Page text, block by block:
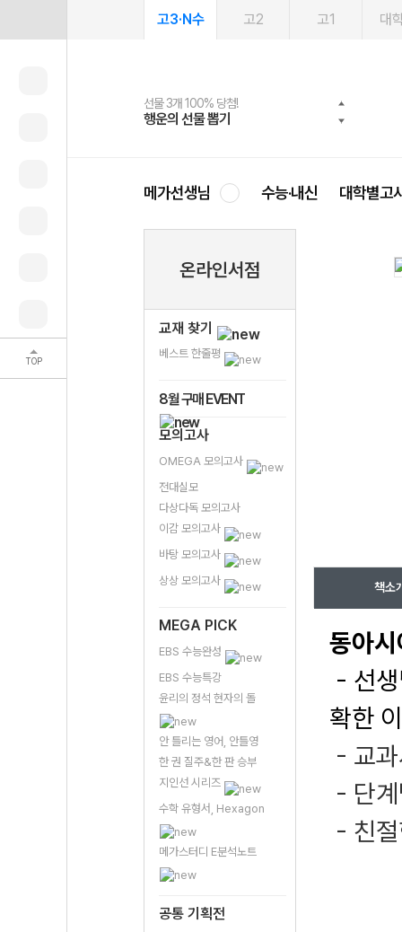
TOP
고3·N수 고2 고1 대
선물 3개 100% 당첨!
행운의 선물 뽑기
선물 100% 증정!
메가스터디 X 올리브
여름방학 스터디 캐시백
메가런 썸머스쿨
2027 러셀 단과
강사 공개선발
스마트러닝앱
설문 EVENT
메가패스
3일 무료 체험권
메가패스 수강생 무료혜택!
메가클럽 멤버십
사회공헌 캠페인
희망이룸 메가나눔
메가선생님 수능·내신 대학별고
온라인서점
교재 찾기
베스트 한줄평
8월 구매 EVENT
모의고사
OMEGA 모의고사
전대실모
다상다독 모의고사
이감 모의고사
바탕 모의고사
상상 모의고사
MEGA PICK
EBS 수능완성
EBS 수능특강
윤리의 정석 현자의 돌
안 틀리는 영어, 안틀영
한 권 질주&한 판 승부
지인선 시리즈
수학 유형서, Hexagon
메가스터디 E분석노트
공통 기획전
책소
동아
- 선
확한
- 교
- 단
- 친